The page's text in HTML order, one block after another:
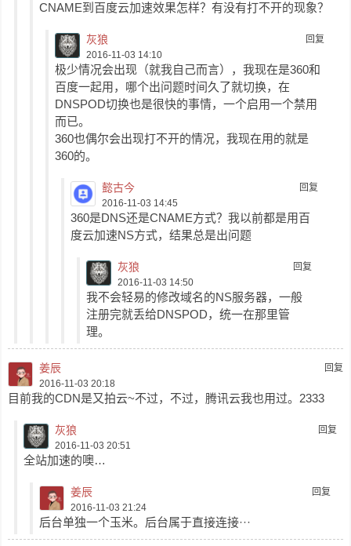
CNAME到百度云加速效果怎样？有没有打不开的现象？
回复
灰狼
2016-11-03 14:10
极少情况会出现（就我自己而言），我现在是360和
百度一起用，哪个出问题时间久了就切换，在
DNSPOD切换也是很快的事情，一个启用一个禁用
而已。
360也偶尔会出现打不开的情况，我现在用的就是
360的。
回复
懿古今
2016-11-03 14:45
360是DNS还是CNAME方式？我以前都是用百
度云加速NS方式，结果总是出问题
回复
灰狼
2016-11-03 14:50
我不会轻易的修改域名的NS服务器，一般
注册完就丢给DNSPOD，统一在那里管
理。
回复
姜辰
2016-11-03 20:18
目前我的CDN是又拍云~不过，不过，腾讯云我也用过。2333
回复
灰狼
2016-11-03 20:51
全站加速的噢…
回复
姜辰
2016-11-03 21:24
后台单独一个玉米。后台属于直接连接···